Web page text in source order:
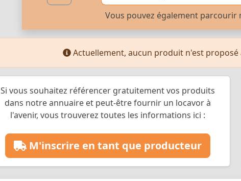
Vous pouvez également parcourir
Actuellement, aucun produit n'est proposé
Si vous souhaitez référencer gratuitement vos produits
dans notre annuaire et peut-être fournir un locavor à
l'avenir, vous trouverez toutes les informations ici :
M'inscrire en tant que producteur